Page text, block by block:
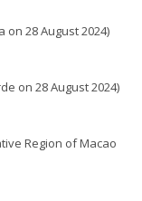
28 August 2024)
on 28 August 2024)
Region of Macao